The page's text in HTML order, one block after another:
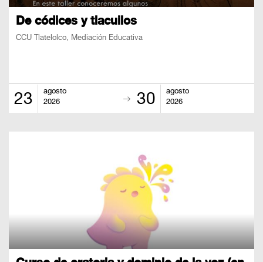
De códices y tlacuilos
CCU Tlatelolco, Mediación Educativa
23
agosto
2026
30
agosto
2026